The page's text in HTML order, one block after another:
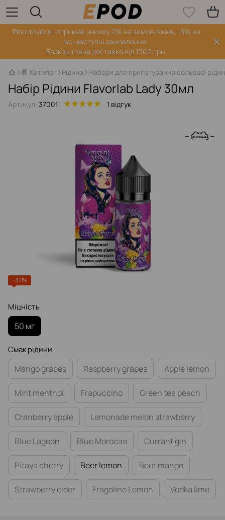
Реєструйся і отримай знижку 2% на замовлення, і 5% на
всі наступні замовлення.
Безкоштовна доставка від 1000 грн.
📙 Каталог Рідина Набори для приготування сольової
Набір Рідини Flavorlab Lady 30мл
Артикул: 37001 1 відгук
−37%
Міцність
50 мг
Смак рідини
Mango grapes Raspberry grapes Apple lemon
Mint menthol Frapuccino Green tea peach
Cranberry apple Lemonade melon strawberry
Blue Lagoon Blue Morocao Currant gin
Pitaya cherry Beer lemon Beer mango
Strawberry cider Fragolino Lemon Vodka lime